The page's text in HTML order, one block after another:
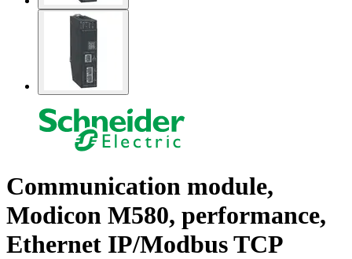
Communication module,
Modicon M580, performance,
Ethernet IP/Modbus TCP